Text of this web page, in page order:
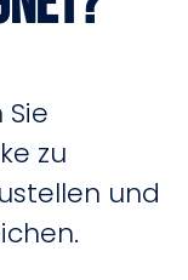
Sie
zu
und